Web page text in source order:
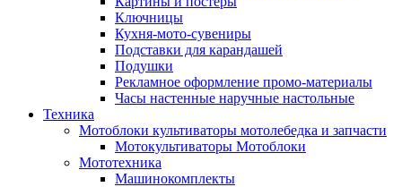
Ключницы
Кухня-мото-сувениры
Подставки для карандашей
Подушки
Рекламное оформление промо-материалы
Часы настенные наручные настольные
Техника
Мотоблоки культиваторы мотолебедка и запчасти
Мотокультиваторы Мотоблоки
Мототехника
Машинокомплекты